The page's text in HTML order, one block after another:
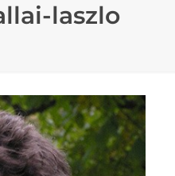
laszlo